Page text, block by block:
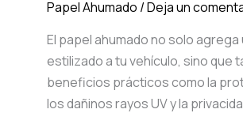
Papel Ahumado /Deja un
El papel ahumado no solo agrega
estilizado a tu vehículo, sino que
beneficios prácticos como la
los dañinos rayos UV y la